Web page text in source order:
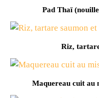
Pad Thaï
Riz,
Maquereau cuit au